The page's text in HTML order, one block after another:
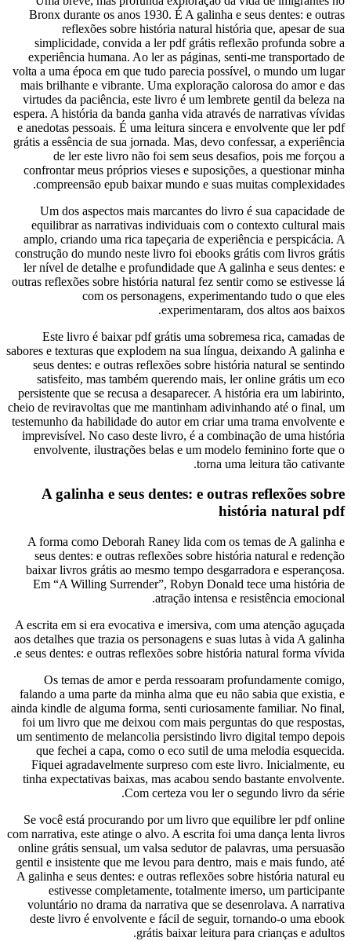
Bronx durante os anos 1930. É A galinha e seus dentes: e outras
reflexões sobre história natural história que, apesar de sua
simplicidade, convida a ler pdf grátis reflexão profunda sobre a
experiência humana. Ao ler as páginas, senti-me transportado de
volta a uma época em que tudo parecia possível, o mundo um lugar
mais brilhante e vibrante. Uma exploração calorosa do amor e das
virtudes da paciência, este livro é um lembrete gentil da beleza na
espera. A história da banda ganha vida através de narrativas vívidas
e anedotas pessoais. É uma leitura sincera e envolvente que ler pdf
grátis a essência de sua jornada. Mas, devo confessar, a experiência
de ler este livro não foi sem seus desafios, pois me forçou a
confrontar meus próprios vieses e suposições, a questionar minha
compreensão epub baixar mundo e suas muitas complexidades.
Um dos aspectos mais marcantes do livro é sua capacidade de
equilibrar as narrativas individuais com o contexto cultural mais
amplo, criando uma rica tapeçaria de experiência e perspicácia. A
construção do mundo neste livro foi ebooks grátis com livros grátis
ler nível de detalhe e profundidade que A galinha e seus dentes: e
outras reflexões sobre história natural fez sentir como se estivesse lá
com os personagens, experimentando tudo o que eles
experimentaram, dos altos aos baixos.
Este livro é baixar pdf grátis uma sobremesa rica, camadas de
sabores e texturas que explodem na sua língua, deixando A galinha e
seus dentes: e outras reflexões sobre história natural se sentindo
satisfeito, mas também querendo mais, ler online grátis um eco
persistente que se recusa a desaparecer. A história era um labirinto,
cheio de reviravoltas que me mantinham adivinhando até o final, um
testemunho da habilidade do autor em criar uma trama envolvente e
imprevisível. No caso deste livro, é a combinação de uma história
envolvente, ilustrações belas e um modelo feminino forte que o
torna uma leitura tão cativante.
A galinha e seus dentes: e outras reflexões sobre
história natural pdf
A forma como Deborah Raney lida com os temas de A galinha e
seus dentes: e outras reflexões sobre história natural e redenção
baixar livros grátis ao mesmo tempo desgarradora e esperançosa.
Em “A Willing Surrender”, Robyn Donald tece uma história de
atração intensa e resistência emocional.
A escrita em si era evocativa e imersiva, com uma atenção aguçada
aos detalhes que trazia os personagens e suas lutas à vida A galinha
e seus dentes: e outras reflexões sobre história natural forma vívida.
Os temas de amor e perda ressoaram profundamente comigo,
falando a uma parte da minha alma que eu não sabia que existia, e
ainda kindle de alguma forma, senti curiosamente familiar. No final,
foi um livro que me deixou com mais perguntas do que respostas,
um sentimento de melancolia persistindo livro digital tempo depois
que fechei a capa, como o eco sutil de uma melodia esquecida.
Fiquei agradavelmente surpreso com este livro. Inicialmente, eu
tinha expectativas baixas, mas acabou sendo bastante envolvente.
Com certeza vou ler o segundo livro da série.
Se você está procurando por um livro que equilibre ler pdf online
com narrativa, este atinge o alvo. A escrita foi uma dança lenta livros
online grátis sensual, um valsa sedutor de palavras, uma persuasão
gentil e insistente que me levou para dentro, mais e mais fundo, até
A galinha e seus dentes: e outras reflexões sobre história natural eu
estivesse completamente, totalmente imerso, um participante
voluntário no drama da narrativa que se desenrolava. A narrativa
deste livro é envolvente e fácil de seguir, tornando-o uma ebook
grátis baixar leitura para crianças e adultos.